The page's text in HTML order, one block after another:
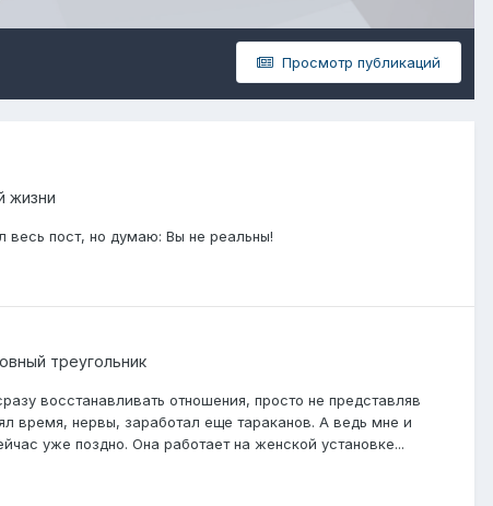
Просмотр публикаций
жизни
весь пост, но думаю: Вы не реальны!
треугольник
восстанавливать отношения, просто не представляв
время, нервы, заработал еще тараканов. А ведь мне и
уже поздно. Она работает на женской установке...